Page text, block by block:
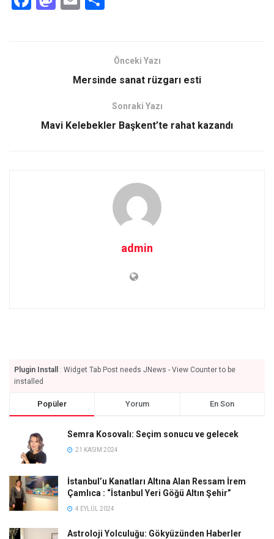
n
Önceki Yazı
Mersinde sanat rüzgarı esti
Sonraki Yazı
Mavi Kelebekler Başkent’te rahat kazandı
admin
Plugin Install
: Widget Tab Post needs JNews - View Counter to be
installed
Popüler Yorum En Son
Semra Kosovalı: Seçim sonucu ve gelecek
21 KASIM 2024
İstanbul’u Kanatları Altına Alan Ressam İrem
Çamlıca : “İstanbul Yeri Göğü Altın Şehir”
4 EYLÜL 2024
Astroloji Yolculuğu: Gökyüzünden Haberler